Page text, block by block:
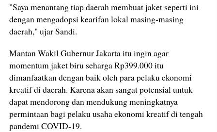
"Saya menantang tiap daerah membuat jaket seperti ini
dengan mengadopsi kearifan lokal masing-masing
daerah," ujar Sandi.
Mantan Wakil Gubernur Jakarta itu ingin agar
momentum jaket biru seharga Rp399.000 itu
dimanfaatkan dengan baik oleh para pelaku ekonomi
kreatif di daerah. Karena akan sangat potensial untuk
dapat mendorong dan mendukung meningkatnya
permintaan bagi pelaku usaha ekonomi kreatif di tengah
pandemi COVID-19.